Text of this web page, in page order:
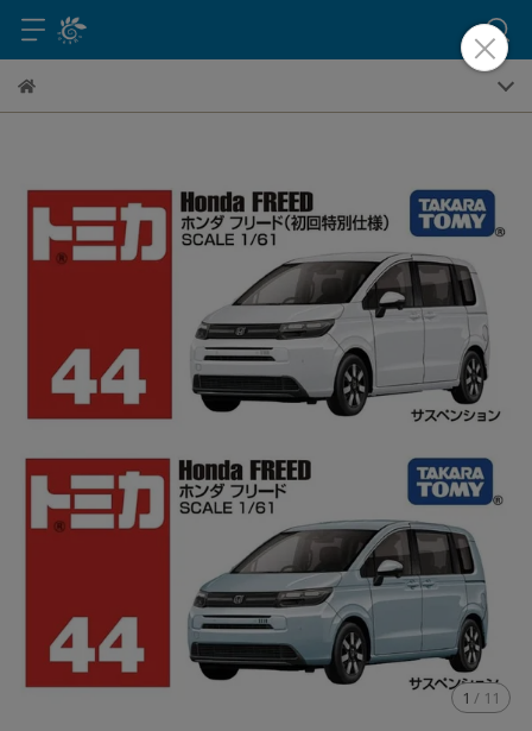
1 / 11